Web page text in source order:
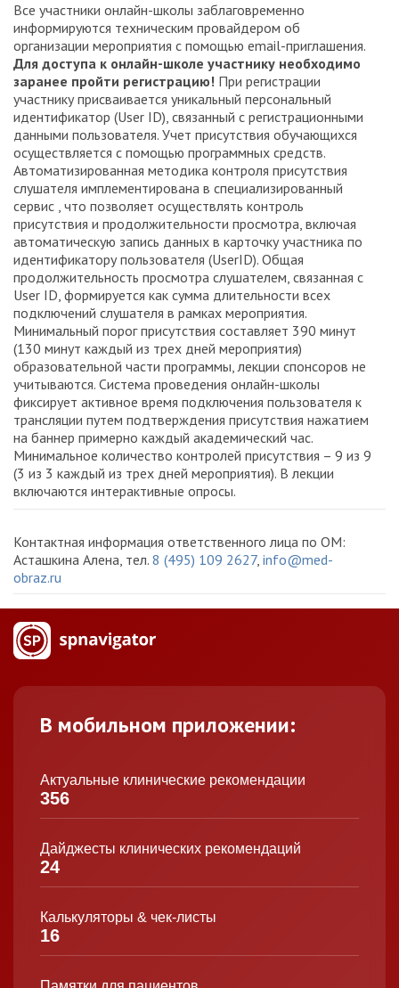
Все участники онлайн-школы заблаговременно
информируются техническим провайдером об
организации мероприятия с помощью email-приглашения.
Для доступа к онлайн-школе участнику необходимо
заранее пройти регистрацию! При регистрации
участнику присваивается уникальный персональный
идентификатор (User ID), связанный с регистрационными
данными пользователя. Учет присутствия обучающихся
осуществляется с помощью программных средств.
Автоматизированная методика контроля присутствия
слушателя имплементирована в специализированный
сервис , что позволяет осуществлять контроль
присутствия и продолжительности просмотра, включая
автоматическую запись данных в карточку участника по
идентификатору пользователя (UserID). Общая
продолжительность просмотра слушателем, связанная с
User ID, формируется как сумма длительности всех
подключений слушателя в рамках мероприятия.
Минимальный порог присутствия составляет 390 минут
(130 минут каждый из трех дней мероприятия)
образовательной части программы, лекции спонсоров не
учитываются. Система проведения онлайн-школы
фиксирует активное время подключения пользователя к
трансляции путем подтверждения присутствия нажатием
на баннер примерно каждый академический час.
Минимальное количество контролей присутствия – 9 из 9
(3 из 3 каждый из трех дней мероприятия). В лекции
включаются интерактивные опросы.
Контактная информация ответственного лица по ОМ:
Асташкина Алена, тел. 8 (495) 109 2627, info@med-
obraz.ru
В мобильном приложении:
Актуальные клинические рекомендации
356
Дайджесты клинических рекомендаций
24
Калькуляторы & чек-листы
16